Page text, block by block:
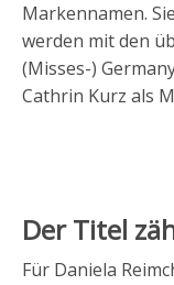
Markennamen.
werden mit den
(Misses-)
Cathrin Kurz als
Der Titel
Für Daniela